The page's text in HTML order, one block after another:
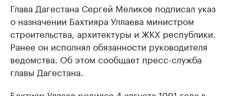
Глава Дагестана Сергей Меликов подписал указ
о назначении Бахтияра Уллаева министром
строительства, архитектуры и ЖКХ республики.
Ранее он исполнял обязанности руководителя
ведомства. Об этом сообщает пресс-служба
главы Дагестана.